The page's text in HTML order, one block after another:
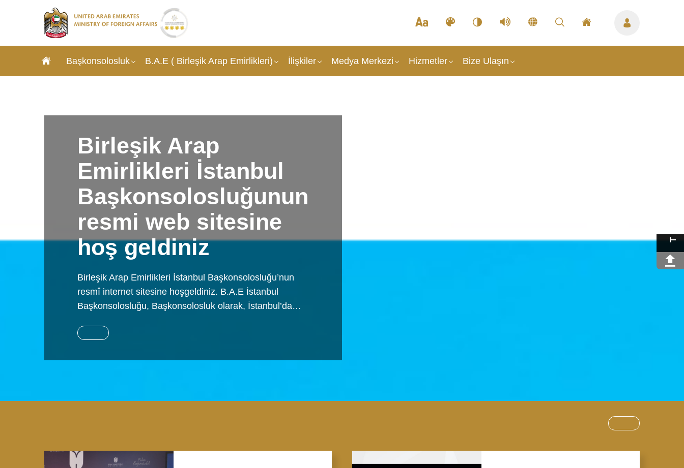
Başkonsolosluk B.A.E ( Birleşik Arap Emirlikleri) İlişkiler Medya Merkezi Hizmetler Bize Ulaşın
Birleşik Arap
Emirlikleri İstanbul
Başkonsolosluğunun
resmi web sitesine
hoş geldiniz
Birleşik Arap Emirlikleri İstanbul Başkonsolosluğu’nun
resmî internet sitesine hoşgeldiniz. B.A.E İstanbul
Başkonsolosluğu, Başkonsolosluk olarak, İstanbul’da…